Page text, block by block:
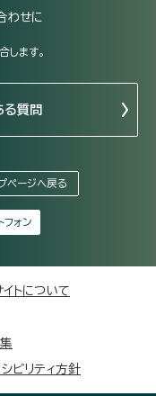
わせに
ます。
る質問
ページへ戻る
フォン
イトについて
ビリティ方針